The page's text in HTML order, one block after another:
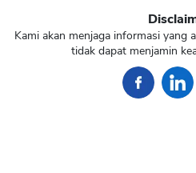
Kami akan menjaga informasi yang
tidak dapat menjamin